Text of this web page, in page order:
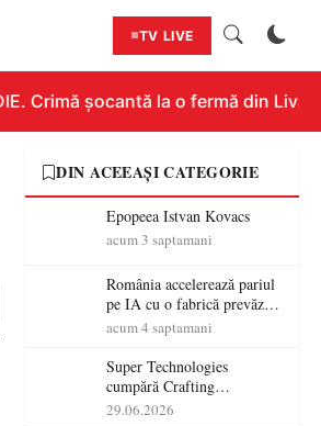
TV LIVE
Crimă șocantă la o fermă din
DIN ACEEAȘI CATEGORIE
Epopeea Istvan Kovacs
acum 3 saptamani
România accelerează pariul
pe IA cu o fabrică prevăzută
pentru 2027
acum 4 saptamani
Super Technologies
cumpără Crafting
Technologies și își extinde
29.06.2026